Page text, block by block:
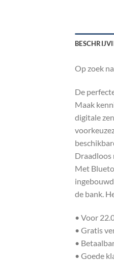
Op zoek
De
Maak
digitale
Draadloos
Met
de bank.
• Voor
• Gratis
•
• Goede